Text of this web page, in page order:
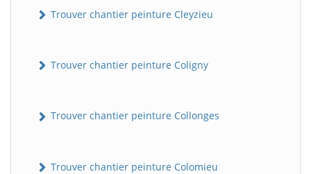
Trouver chantier peinture Cleyzieu
Trouver chantier peinture Coligny
Trouver chantier peinture Collonges
Trouver chantier peinture Colomieu